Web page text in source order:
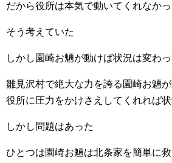
だから役所は本気で動いてくれなかっ
そう考えていた
しかし園崎お魎が動けば状況は変わ
雛見沢村で絶大な力を誇る園崎お魎
役所に圧力をかけさえしてくれれば
しかし問題はあった
ひとつは園崎お魎は北条家を簡単に